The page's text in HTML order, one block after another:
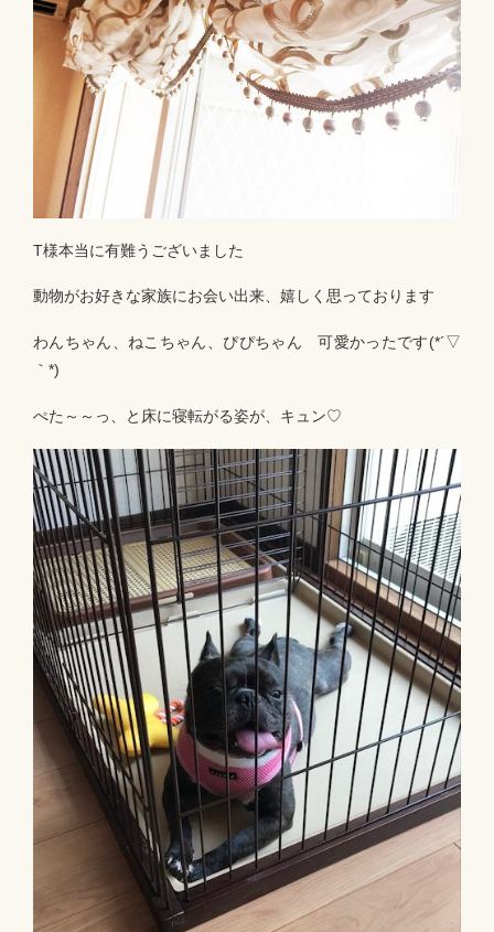
T様本当に有難うございました
動物がお好きな家族にお会い出来、嬉しく思っております
わんちゃん、ねこちゃん、ぴぴちゃん 可愛かったです(*´▽
｀*)
ぺた～～っ、と床に寝転がる姿が、キュン♡